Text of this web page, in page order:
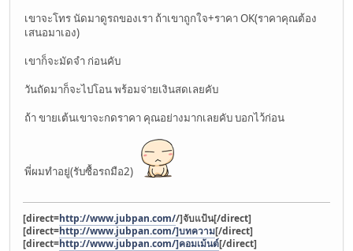
เขาจะโทร นัดมาดูรถของเรา ถ้าเขาถูกใจ+ราคา OK(ราคาคุณต้อง
เสนอมาเอง)
เขาก็จะมัดจำ ก่อนคับ
วันถัดมาก็จะไปโอน พร้อมจ่ายเงินสดเลยคับ
ถ้า ขายเต้นเขาจะกดราคา คุณอย่างมากเลยคับ บอกไว้ก่อน
พี่ผมทำอยู่(รับซื้อรถมือ2)
[direct=http://www.jubpan.com//]จับแป้น[/direct]
[direct=http://www.jubpan.com/]บทความ[/direct]
[direct=http://www.jubpan.com/]คอมเม้นต์[/direct]